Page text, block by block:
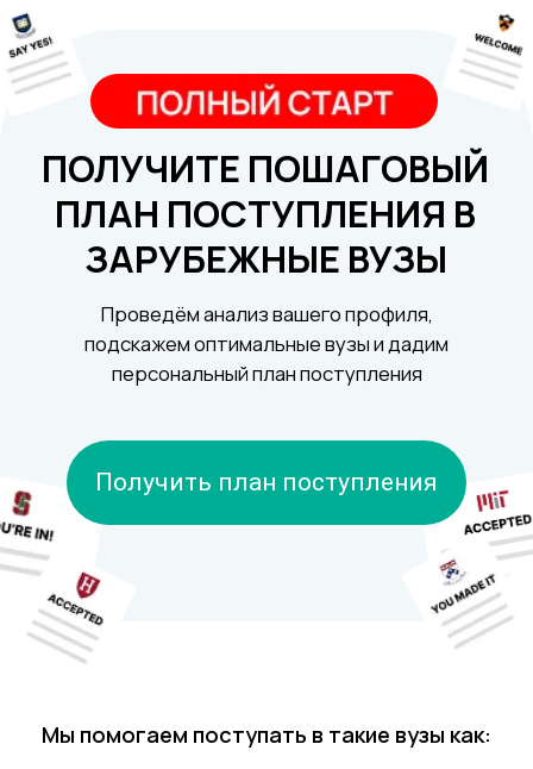
Получить план поступления
ПОЛУЧИТЕ ПОШАГОВЫЙ
ПЛАН ПОСТУПЛЕНИЯ В
ЗАРУБЕЖНЫЕ ВУЗЫ
Проведём анализ вашего профиля,
подскажем оптимальные вузы и дадим
персональный план поступления
Мы помогаем поступать в такие вузы как: